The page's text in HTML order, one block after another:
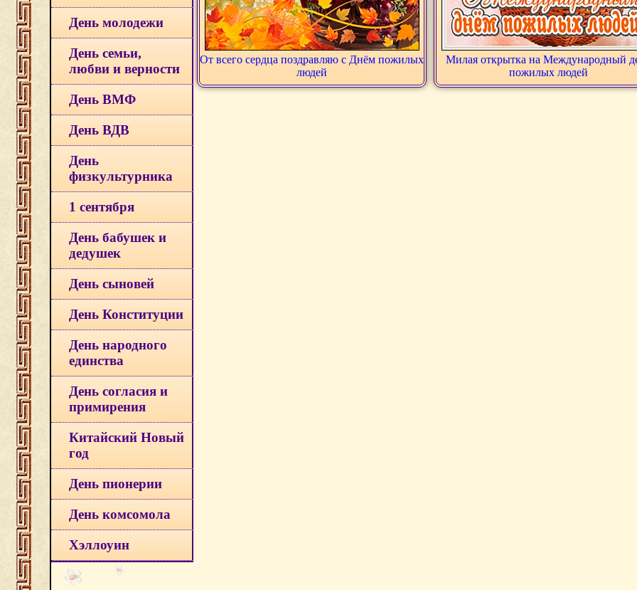
День молодежи
День семьи,
любви и верности
День ВМФ
День ВДВ
День
физкультурника
1 сентября
День бабушек и
дедушек
День сыновей
День Конституции
День народного
единства
День согласия и
примирения
Китайский Новый
год
День пионерии
День комсомола
Хэллоуин
От всего сердца поздравляю с Днём пожилых
людей
Милая открытка на Международный
пожилых людей